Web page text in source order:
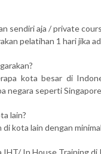
sendiri aja / private
pelatihan 1 hari jika
kota besar di
negara seperti
lain?
kota lain dengan
In House Training di